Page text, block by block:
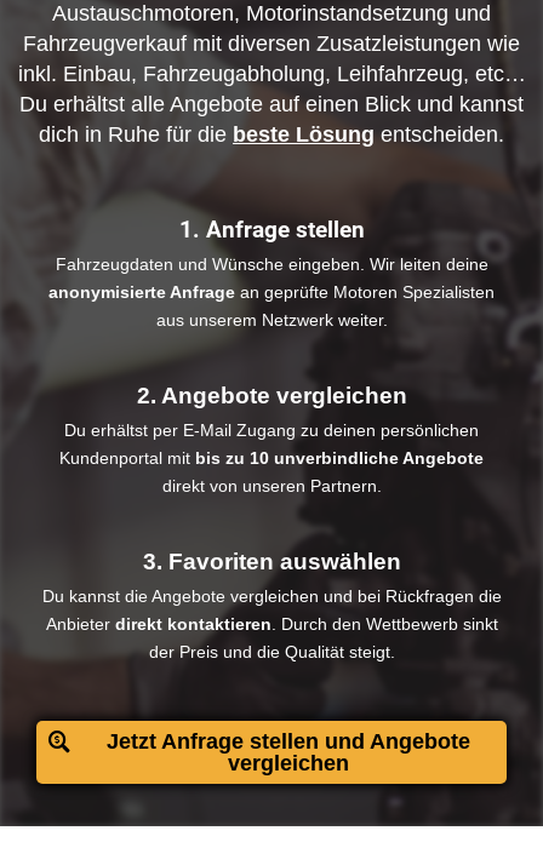
Austauschmotoren, Motorinstandsetzung und
Fahrzeugverkauf mit diversen Zusatzleistungen wie
inkl. Einbau, Fahrzeugabholung, Leihfahrzeug, etc…
Du erhältst alle Angebote auf einen Blick und kannst
dich in Ruhe für die beste Lösung entscheiden.
1. Anfrage stellen
Fahrzeugdaten und Wünsche eingeben. Wir leiten deine
anonymisierte Anfrage an geprüfte Motoren Spezialisten
aus unserem Netzwerk weiter.
2. Angebote vergleichen
Du erhältst per E-Mail Zugang zu deinen persönlichen
Kundenportal mit bis zu 10 unverbindliche Angebote
direkt von unseren Partnern.
3. Favoriten auswählen
Du kannst die Angebote vergleichen und bei Rückfragen die
Anbieter direkt kontaktieren. Durch den Wettbewerb sinkt
der Preis und die Qualität steigt.​
Jetzt Anfrage stellen und Angebote
vergleichen